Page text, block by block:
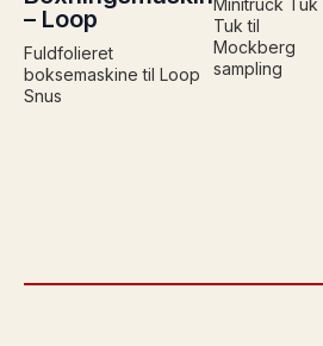
– Loop
Fuldfolieret
boksemaskine til Loop
Snus
Tuk til
Mockberg
sampling